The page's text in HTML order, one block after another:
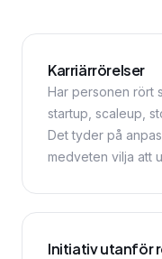
Karriärrörelser
Har personen rört
startup, scaleup,
Det tyder på
medveten vilja att
Initiativ utanför